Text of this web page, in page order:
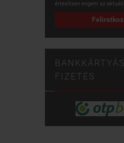
értesítsen engem az
BANKKÁRTYÁS
FIZETÉS